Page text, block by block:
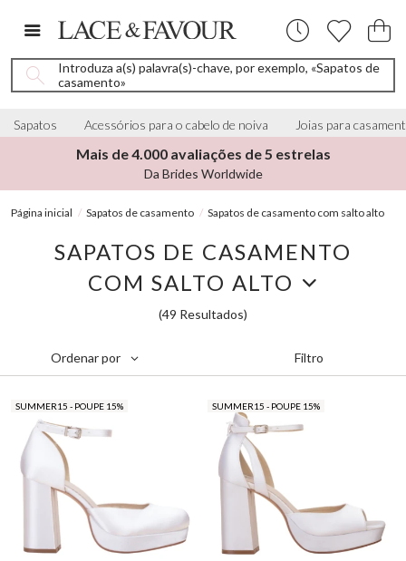
Introduza a(s) palavra(s)-chave, por exemplo, «Sapatos de
casamento»
Sapatos Acessórios para o cabelo de noiva Joias para
Mais de 4.000 avaliações de 5 estrelas
Da Brides Worldwide
Página inicial Sapatos de casamento Sapatos de casamento com salto alto
SAPATOS DE CASAMENTO
COM SALTO ALTO
(49 Resultados)
Ordenar por Filtro
SUMMER15 - POUPE 15% SUMMER15 - POUPE 15%